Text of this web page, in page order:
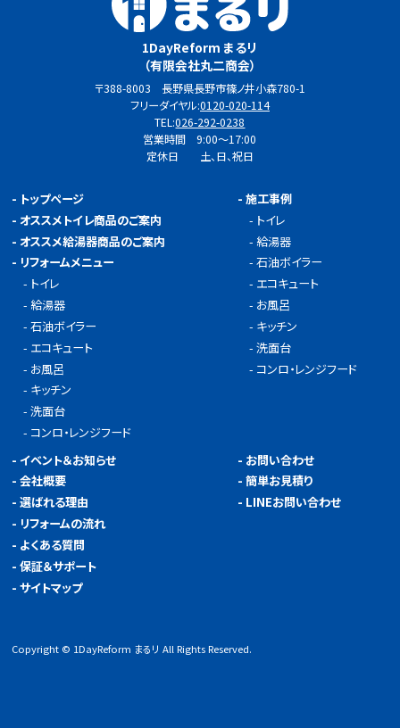
1DayReform まるリ
（有限会社丸二商会）
〒388-8003 長野県長野市篠ノ井小森780-1
フリーダイヤル:0120-020-114
TEL:026-292-0238
営業時間 9:00～17:00
定休日 土、日、祝日
- トップページ
- オススメトイレ商品のご案内
- オススメ給湯器商品のご案内
- リフォームメニュー
- トイレ
-給湯器
-石油ボイラー
- エコキュート
- お風呂
- キッチン
-洗面台
- コンロ・レンジフード
-施工事例
- トイレ
-給湯器
-石油ボイラー
- エコキュート
- お風呂
- キッチン
-洗面台
- コンロ・レンジフード
- イベント＆お知らせ
-会社概要
-選ばれる理由
- リフォームの流れ
- よくある質問
-保証＆サポート
-サイトマップ
- お問い合わせ
-簡単お見積り
- LINEお問い合わせ
Copyright © 1DayReform まるリ All Rights Reserved.